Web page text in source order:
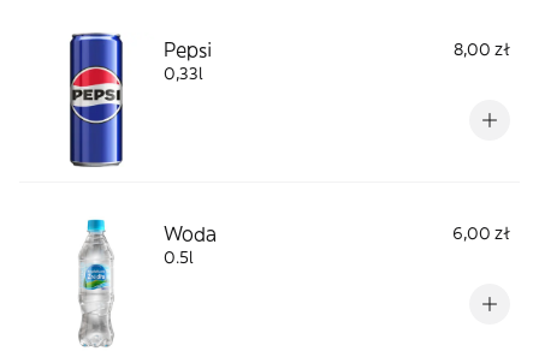
Pepsi
8,00 zł
0,33l
Woda
6,00 zł
0.5l